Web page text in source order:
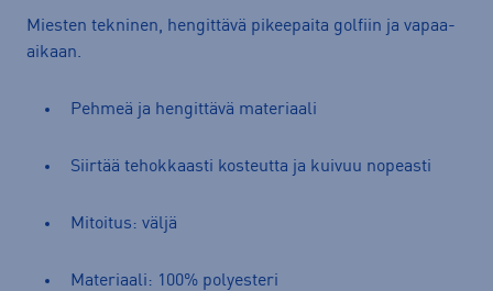
Miesten tekninen, hengittävä pikeepaita golfiin ja vapaa-
aikaan.
Pehmeä ja hengittävä materiaali
Siirtää tehokkaasti kosteutta ja kuivuu nopeasti
Mitoitus: väljä
Materiaali: 100% polyesteri